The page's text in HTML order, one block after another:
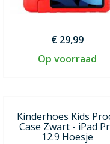
€ 29,99
Op voorraad
Kinderhoes Kids
Case Zwart - iPad
12.9 Hoesje